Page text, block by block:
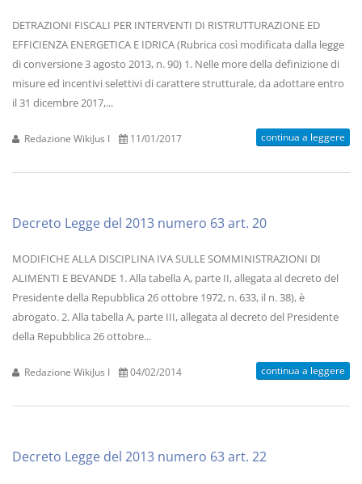
DETRAZIONI FISCALI PER INTERVENTI DI RISTRUTTURAZIONE ED
EFFICIENZA ENERGETICA E IDRICA (Rubrica così modificata dalla legge
di conversione 3 agosto 2013, n. 90) 1. Nelle more della definizione di
misure ed incentivi selettivi di carattere strutturale, da adottare entro
il 31 dicembre 2017,...
Redazione WikiJus I 11/01/2017 continua a leggere
Decreto Legge del 2013 numero 63 art. 20
MODIFICHE ALLA DISCIPLINA IVA SULLE SOMMINISTRAZIONI DI
ALIMENTI E BEVANDE 1. Alla tabella A, parte II, allegata al decreto del
Presidente della Repubblica 26 ottobre 1972, n. 633, il n. 38), è
abrogato. 2. Alla tabella A, parte III, allegata al decreto del Presidente
della Repubblica 26 ottobre...
Redazione WikiJus I 04/02/2014 continua a leggere
Decreto Legge del 2013 numero 63 art. 22